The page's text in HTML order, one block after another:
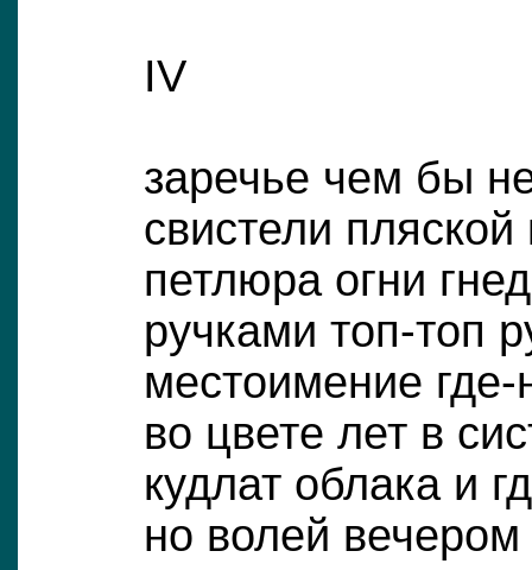
IV
заречье чем бы
свистели пляской
петлюра огни
ручками топ-топ
местоимение где-
во цвете лет в
кудлат облака и
но волей